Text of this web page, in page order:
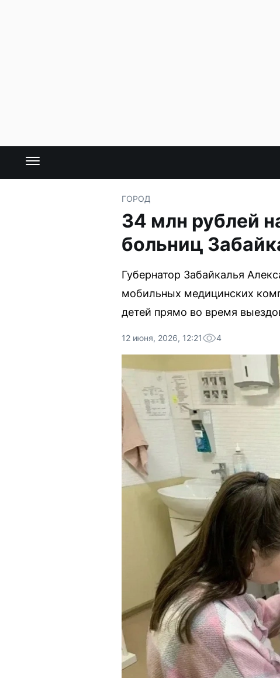
ГОРОД
34 млн рублей
больниц
Губернатор Забайкалья
мобильных медицинских
детей прямо во время
12 июня, 2026, 12:21 4